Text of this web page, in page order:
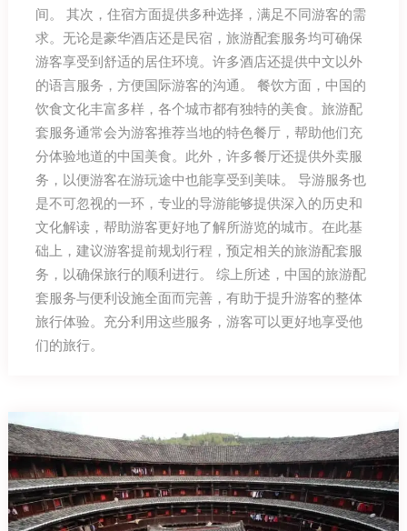
间。 其次，住宿方面提供多种选择，满足不同游客的需
求。无论是豪华酒店还是民宿，旅游配套服务均可确保
游客享受到舒适的居住环境。许多酒店还提供中文以外
的语言服务，方便国际游客的沟通。 餐饮方面，中国的
饮食文化丰富多样，各个城市都有独特的美食。旅游配
套服务通常会为游客推荐当地的特色餐厅，帮助他们充
分体验地道的中国美食。此外，许多餐厅还提供外卖服
务，以便游客在游玩途中也能享受到美味。 导游服务也
是不可忽视的一环，专业的导游能够提供深入的历史和
文化解读，帮助游客更好地了解所游览的城市。在此基
础上，建议游客提前规划行程，预定相关的旅游配套服
务，以确保旅行的顺利进行。 综上所述，中国的旅游配
套服务与便利设施全面而完善，有助于提升游客的整体
旅行体验。充分利用这些服务，游客可以更好地享受他
们的旅行。